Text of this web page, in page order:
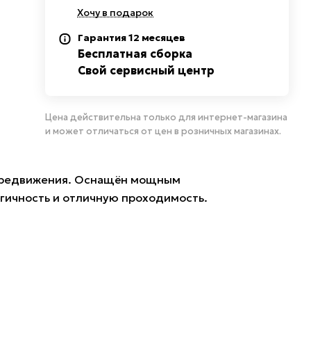
Хочу в подарок
Гарантия 12 месяцев
Бесплатная сборка
Свой сервисный центр
Цена действительна только для интернет-магазина
и может отличаться от цен в розничных магазинах.
Оснащён мощным
и отличную проходимость.